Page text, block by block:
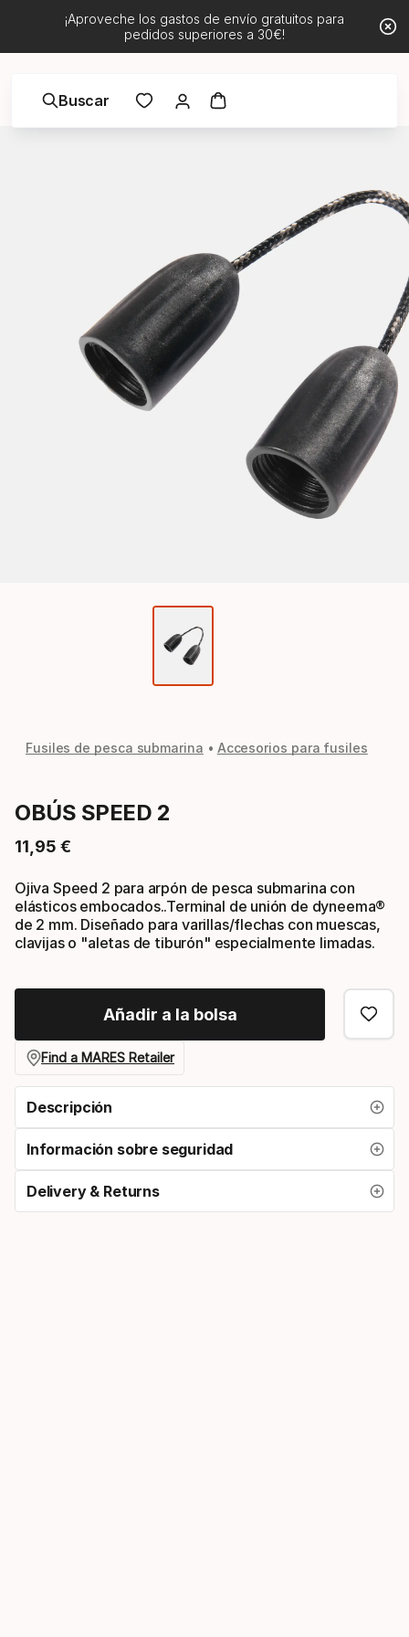
¡Aproveche los gastos de envío gratuitos para
pedidos superiores a 30€!
Buscar
Fusiles de pesca submarina Accesorios para fusiles
OBÚS SPEED 2
11 95 €
Precio final
Ojiva Speed 2 para arpón de pesca submarina con
elásticos embocados..Terminal de unión de dyneema®
de 2 mm. Diseñado para varillas/flechas con muescas,
clavijas o "aletas de tiburón" especialmente limadas.
Añadir a la bolsa
Find a MARES Retailer
Descripción
Información sobre seguridad
Delivery & Returns